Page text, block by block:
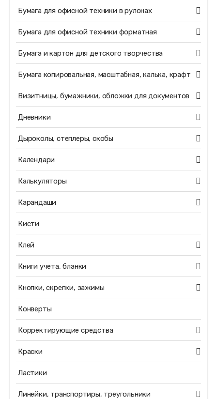
Бумага для офисной техники в рулонах
Бумага для офисной техники форматная
Бумага и картон для детского творчества
Бумага копировальная, масштабная, калька, крафт
Визитницы, бумажники, обложки для документов
Дневники
Дыроколы, степлеры, скобы
Календари
Калькуляторы
Карандаши
Кисти
Клей
Книги учета, бланки
Кнопки, скрепки, зажимы
Конверты
Корректирующие средства
Краски
Ластики
Линейки, транспортиры, треугольники